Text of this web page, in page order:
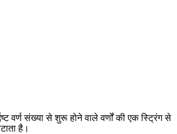
वर्ण संख्या से शुरू होने वाले वर्णों की एक स्ट्रिंग से
है।